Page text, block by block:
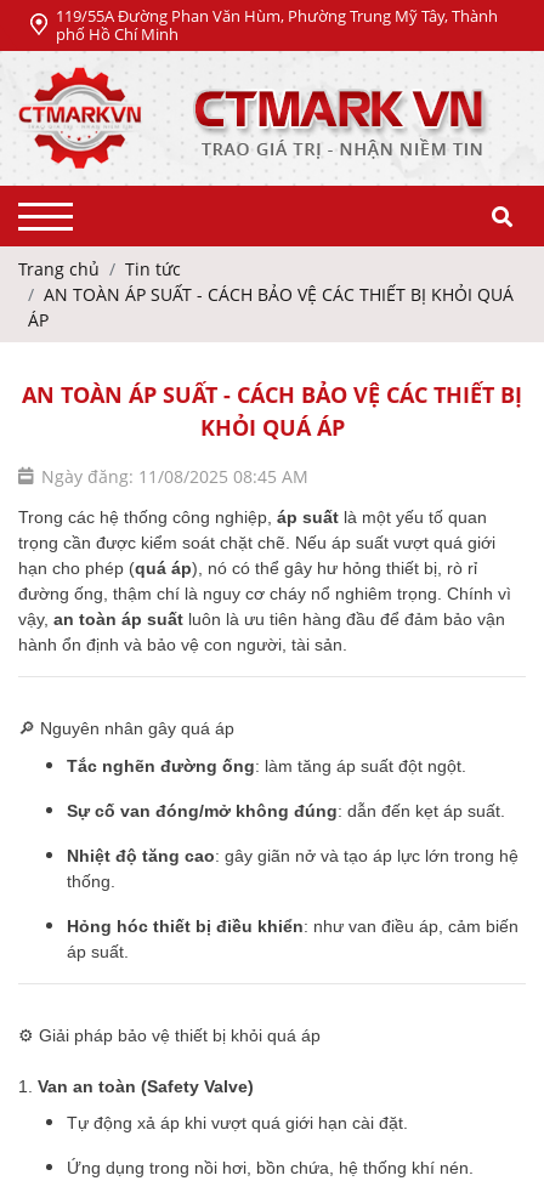
119/55A Đường Phan Văn Hùm, Phường Trung Mỹ Tây, Thành
phố Hồ Chí Minh
Trang chủ
Tin tức
AN TOÀN ÁP SUẤT - CÁCH BẢO VỆ CÁC THIẾT BỊ KHỎI QUÁ
ÁP
AN TOÀN ÁP SUẤT - CÁCH BẢO VỆ CÁC THIẾT BỊ
KHỎI QUÁ ÁP
Ngày đăng: 11/08/2025 08:45 AM
Trong các hệ thống công nghiệp, áp suất là một yếu tố quan
trọng cần được kiểm soát chặt chẽ. Nếu áp suất vượt quá giới
hạn cho phép (quá áp), nó có thể gây hư hỏng thiết bị, rò rỉ
đường ống, thậm chí là nguy cơ cháy nổ nghiêm trọng. Chính vì
vậy, an toàn áp suất luôn là ưu tiên hàng đầu để đảm bảo vận
hành ổn định và bảo vệ con người, tài sản.
🔎 Nguyên nhân gây quá áp
Tắc nghẽn đường ống: làm tăng áp suất đột ngột.
Sự cố van đóng/mở không đúng: dẫn đến kẹt áp suất.
Nhiệt độ tăng cao: gây giãn nở và tạo áp lực lớn trong hệ
thống.
Hỏng hóc thiết bị điều khiển: như van điều áp, cảm biến
áp suất.
⚙️ Giải pháp bảo vệ thiết bị khỏi quá áp
1. Van an toàn (Safety Valve)
Tự động xả áp khi vượt quá giới hạn cài đặt.
Ứng dụng trong nồi hơi, bồn chứa, hệ thống khí nén.